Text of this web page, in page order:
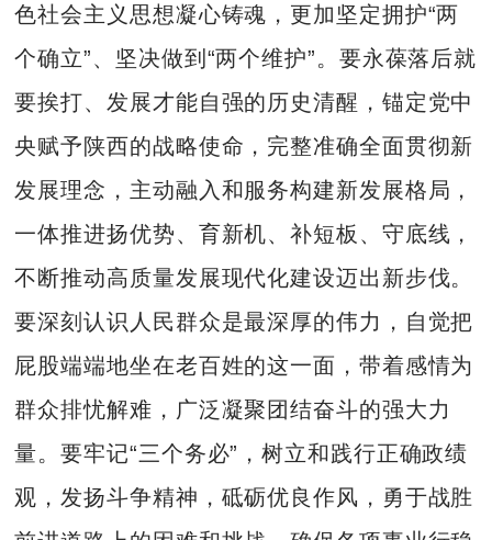
色社会主义思想凝心铸魂，更加坚定拥护“两
个确立”、坚决做到“两个维护”。要永葆落后就
要挨打、发展才能自强的历史清醒，锚定党中
央赋予陕西的战略使命，完整准确全面贯彻新
发展理念，主动融入和服务构建新发展格局，
一体推进扬优势、育新机、补短板、守底线，
不断推动高质量发展现代化建设迈出新步伐。
要深刻认识人民群众是最深厚的伟力，自觉把
屁股端端地坐在老百姓的这一面，带着感情为
群众排忧解难，广泛凝聚团结奋斗的强大力
量。要牢记“三个务必”，树立和践行正确政绩
观，发扬斗争精神，砥砺优良作风，勇于战胜